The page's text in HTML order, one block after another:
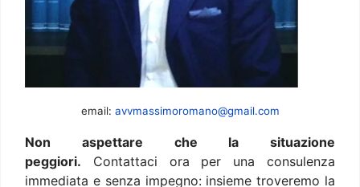
email: avvmassimoromano@gmail.com
Non aspettare che la situazione
peggiori. Contattaci ora per una consulenza
immediata e senza impegno: insieme troveremo la